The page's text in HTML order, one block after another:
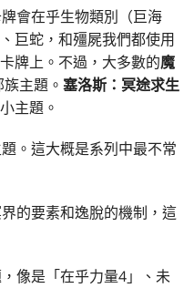
會在乎生物類別（巨海
巨蛇，和殭屍我們都使用
牌上。不過，大多數的魔
族主題。塞洛斯：冥途求生
主題。
。這大概是系列中最不常
的要素和逸脫的機制，這
像是「在乎力量4」、未